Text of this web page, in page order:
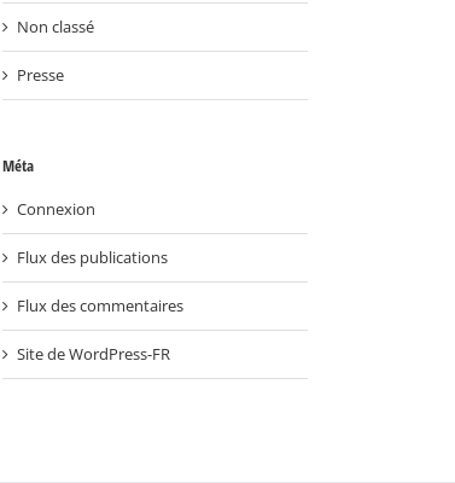
Non classé
Presse
Méta
Connexion
Flux des publications
Flux des commentaires
Site de WordPress-FR